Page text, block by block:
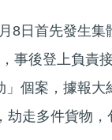
8日首先發生集
事後登上負責
個案，據報大
劫走多件貨物